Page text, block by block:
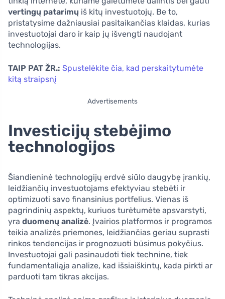
vertingų patarimų iš kitų investuotojų. Be to,
pristatysime dažniausiai pasitaikančias klaidas, kurias
investuotojai daro ir kaip jų išvengti naudojant
technologijas.
TAIP PAT ŽR.: Spustelėkite čia, kad perskaitytumėte
kitą straipsnį
Advertisements
Investicijų stebėjimo
technologijos
Šiandieninė technologijų erdvė siūlo daugybę įrankių,
leidžiančių investuotojams efektyviau stebėti ir
optimizuoti savo finansinius portfelius. Vienas iš
pagrindinių aspektų, kuriuos turėtumėte apsvarstyti,
yra duomenų analizė. Įvairios platformos ir programos
teikia analizės priemones, leidžiančias geriau suprasti
rinkos tendencijas ir prognozuoti būsimus pokyčius.
Investuotojai gali pasinaudoti tiek technine, tiek
fundamentaliąja analize, kad išsiaiškintų, kada pirkti ar
parduoti tam tikras akcijas.